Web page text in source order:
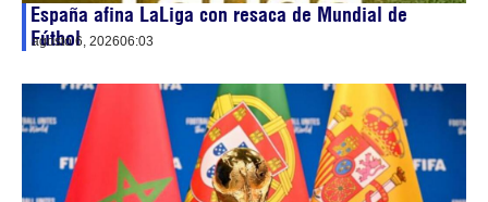
España afina LaLiga con resaca de Mundial de
Fútbol
agosto 6, 202606:03